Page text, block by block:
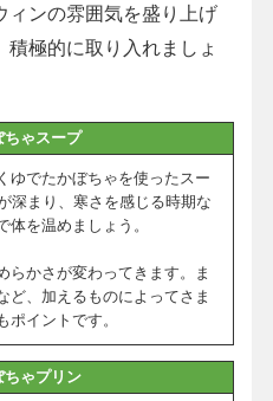
ィンの雰囲気を盛り上げ
極的に取り入れましょ
ちゃスープ
ゆでたかぼちゃを使ったスー
深まり、寒さを感じる時期な
を温めましょう。
らかさが変わってきます。ま
ど、加えるものによってさま
ポイントです。
ちゃプリン